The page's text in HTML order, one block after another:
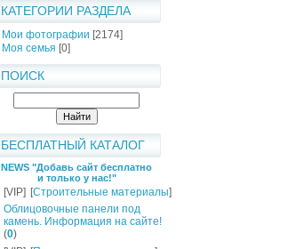
КАТЕГОРИИ РАЗДЕЛА
Мои фотографии [2174]
Моя семья [0]
ПОИСК
БЕСПЛАТНЫЙ КАТАЛОГ
NEWS "Добавь сайт бесплатно
и только у нас!"
[VIP] [Строительные материалы]
Облицовочные панели под
камень. Информация на сайте!
(0)